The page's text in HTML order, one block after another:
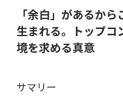
「余白」があるか
生まれる。トップコ
境を求める真意
サマリー